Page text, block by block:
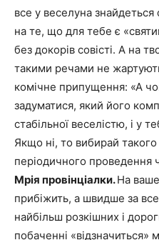
все у веселуна
на те, що для тебе є
без докорів совісті. А на
такими речами не
комічне припущення: «А
задуматися, який його
стабільної веселістю, і у
Якщо ні, то вибирай такого
періодичного проведення
Мрія провінціалки.На
прибіжить, а швидше за
найбільш розкішних і
побаченні